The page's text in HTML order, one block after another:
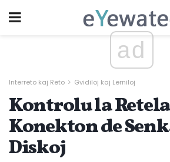
ad
Interreto kaj Reto Gvidiloj kaj Lerniloj
Kontrolu la
Konekton de
Diskoj